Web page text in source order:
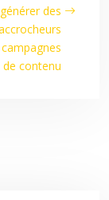
des
de contenu